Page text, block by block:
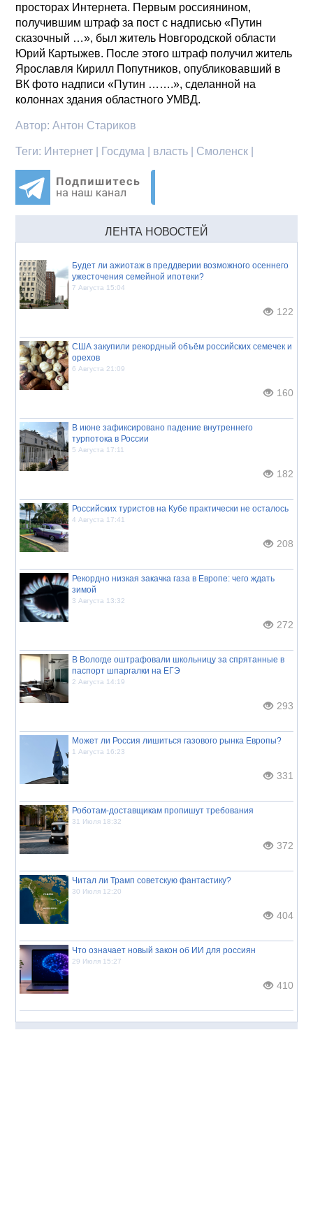
просторах Интернета. Первым россиянином,
получившим штраф за пост с надписью «Путин
сказочный …», был житель Новгородской области
Юрий Картыжев. После этого штраф получил житель
Ярославля Кирилл Попутников, опубликовавший в
ВК фото надписи «Путин …….», сделанной на
колоннах здания областного УМВД.
Автор:Антон Стариков
Теги: Интернет | Госдума | власть | Смоленск |
ЛЕНТА НОВОСТЕЙ
Будет ли ажиотаж в преддверии возможного осеннего
ужесточения семейной ипотеки?
7 Августа 15:04
122
США закупили рекордный объём российских семечек и
орехов
6 Августа 21:09
160
В июне зафиксировано падение внутреннего
турпотока в России
5 Августа 17:11
182
Российских туристов на Кубе практически не осталось
4 Августа 17:41
208
Рекордно низкая закачка газа в Европе: чего ждать
зимой
3 Августа 13:32
272
В Вологде оштрафовали школьницу за спрятанные в
паспорт шпаргалки на ЕГЭ
2 Августа 14:19
293
Может ли Россия лишиться газового рынка Европы?
1 Августа 16:23
331
Роботам-доставщикам пропишут требования
31 Июля 18:32
372
Читал ли Трамп советскую фантастику?
30 Июля 12:20
404
Что означает новый закон об ИИ для россиян
29 Июля 15:27
410